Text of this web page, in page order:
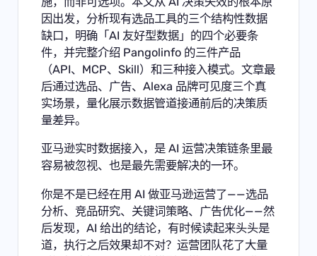
因出发，分析现有选品工具的三个结构性数据
缺口，明确「AI 友好型数据」的四个必要条
件，并完整介绍 Pangolinfo 的三件产品
（API、MCP、Skill）和三种接入模式。文章最
后通过选品、广告、Alexa 品牌可见度三个真
实场景，量化展示数据管道接通前后的决策质
量差异。
亚马逊实时数据接入，是 AI 运营决策链条里最
容易被忽视、也是最先需要解决的一环。
你是不是已经在用 AI 做亚马逊运营了——选品
分析、竞品研究、关键词策略、广告优化——然
后发现，AI 给出的结论，有时候读起来头头是
道，执行之后效果却不对？运营团队花了大量